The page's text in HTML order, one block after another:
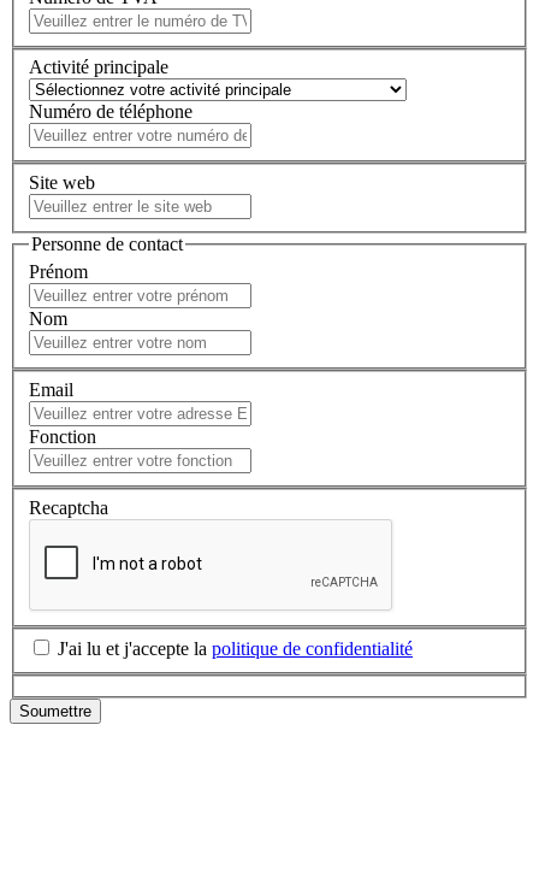
Activité principale
Numéro de téléphone
Site web
Personne de contact
Prénom
Nom
Email
Fonction
Recaptcha
J'ai lu et j'accepte la politique de confidentialité